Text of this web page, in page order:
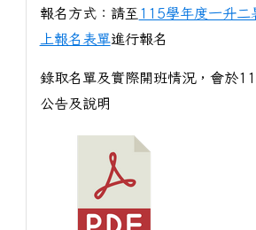
報名方式：請至 115學年度一升二
上報名表單進行報名
錄取名單及實際開班情況，會於
公告及說明